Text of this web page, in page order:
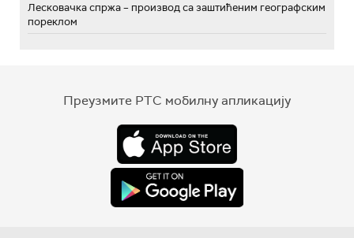
Лесковачка спржа – производ са заштићеним географским
пореклом
Преузмите РТС мобилну апликацију